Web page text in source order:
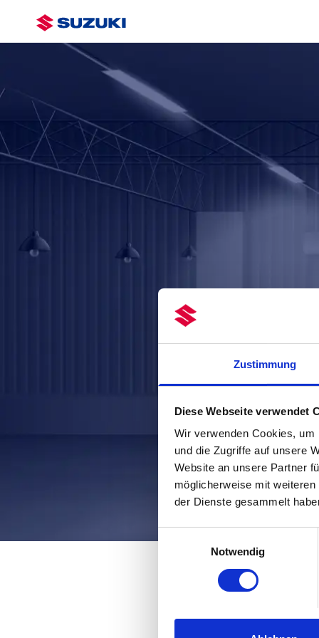
Zustimmung
Diese Webseite verwendet
Wir verwenden Cookies,
und die Zugriffe auf unsere
Website an unsere Partner
möglicherweise mit
der Dienste gesammelt
Notwendig